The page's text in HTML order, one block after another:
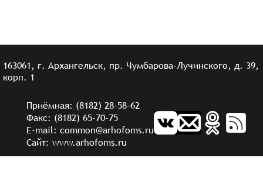
163061, г. Архангельск, пр. Чумбарова-Лучинского, д. 39,
корп. 1
Приёмная: (8182) 28-58-62
Факс: (8182) 65-70-75
E-mail: common@arhofoms.ru
Сайт: www.arhofoms.ru